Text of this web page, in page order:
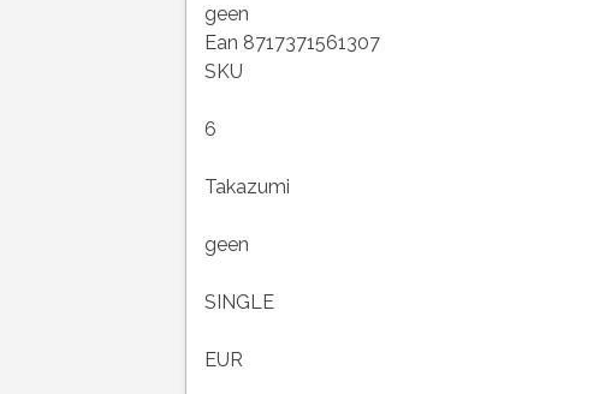
geen
Ean 8717371561307
SKU
6
Takazumi
geen
SINGLE
EUR